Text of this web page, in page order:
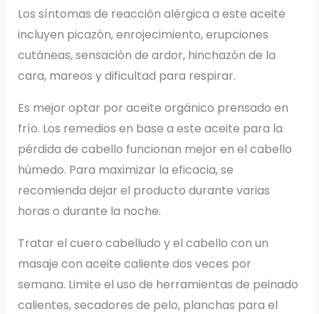
Los síntomas de reacción alérgica a este aceite
incluyen picazón, enrojecimiento, erupciones
cutáneas, sensación de ardor, hinchazón de la
cara, mareos y dificultad para respirar.
Es mejor optar por aceite orgánico prensado en
frío. Los remedios en base a este aceite para la
pérdida de cabello funcionan mejor en el cabello
húmedo. Para maximizar la eficacia, se
recomienda dejar el producto durante varias
horas o durante la noche.
Tratar el cuero cabelludo y el cabello con un
masaje con aceite caliente dos veces por
semana. Limite el uso de herramientas de peinado
calientes, secadores de pelo, planchas para el